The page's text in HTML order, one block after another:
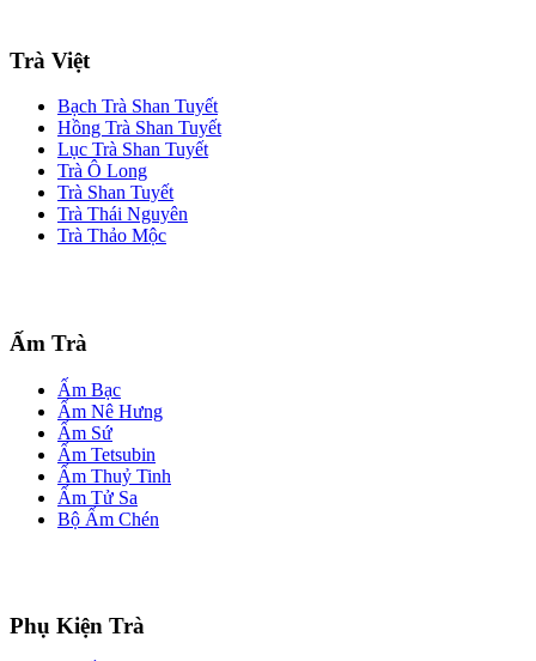
Trà Việt
Bạch Trà Shan Tuyết
Hồng Trà Shan Tuyết
Lục Trà Shan Tuyết
Trà Ô Long
Trà Shan Tuyết
Trà Thái Nguyên
Trà Thảo Mộc
Ấm Trà
Ấm Bạc
Ấm Nê Hưng
Ấm Sứ
Ấm Tetsubin
Ấm Thuỷ Tinh
Ấm Tử Sa
Bộ Ấm Chén
Phụ Kiện Trà